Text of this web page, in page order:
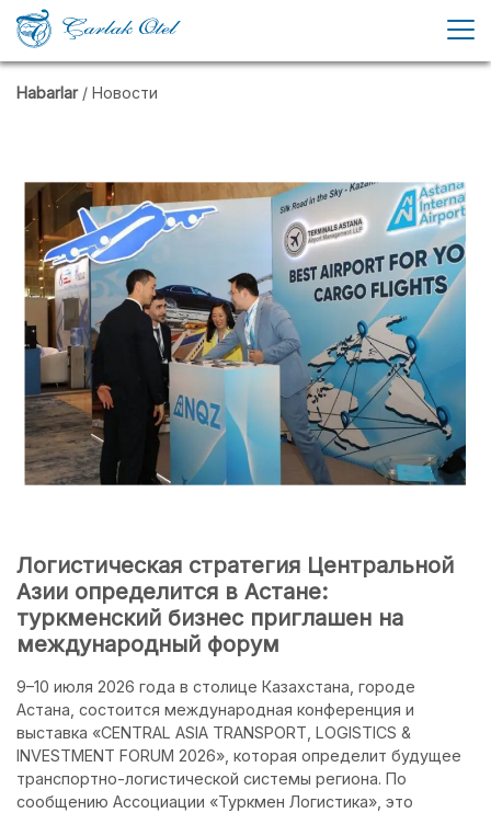
Habarlar / Новости
Логистическая стратегия Центральной
Азии определится в Астане:
туркменский бизнес приглашен на
международный форум
9–10 июля 2026 года в столице Казахстана, городе
Астана, состоится международная конференция и
выставка «CENTRAL ASIA TRANSPORT, LOGISTICS &
INVESTMENT FORUM 2026», которая определит будущее
транспортно-логистической системы региона. По
сообщению Ассоциации «Туркмен Логистика», это